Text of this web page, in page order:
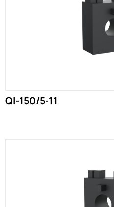
QI-150/5-11